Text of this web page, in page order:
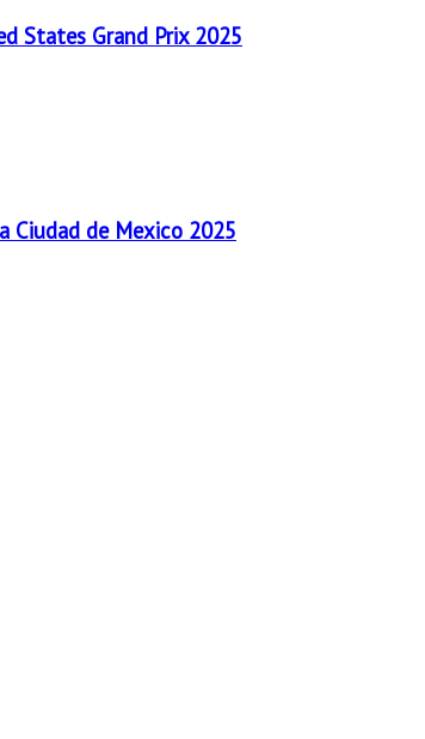
States Grand Prix 2025
Ciudad de Mexico 2025